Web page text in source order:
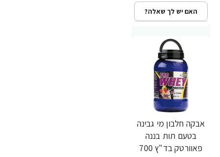
האם יש לך שאלה?
אבקה חלבון מי גבינה
בטעם תות בננה
פאוורטק בד"ץ 700